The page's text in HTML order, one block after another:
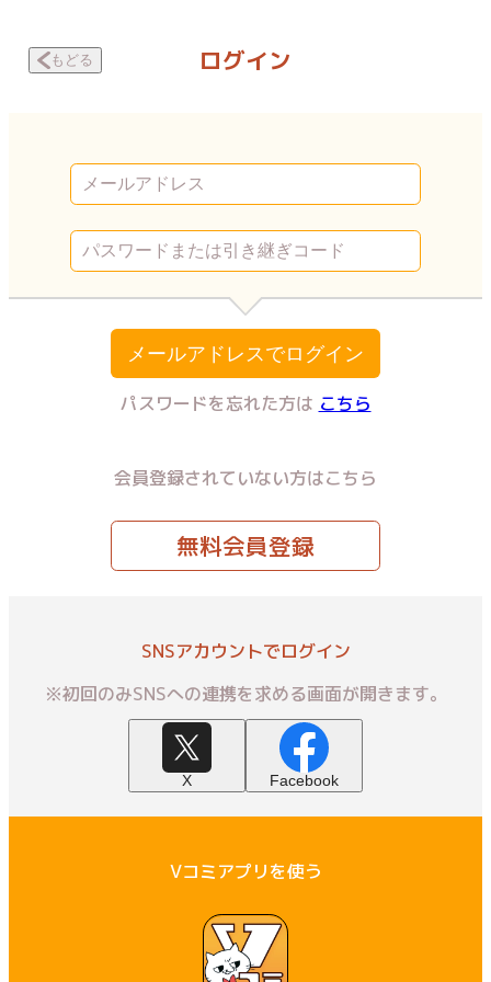
もどる ログイン
メールアドレスでログイン
パスワードを忘れた方は こちら
会員登録されていない方はこちら
無料会員登録
SNSアカウントでログイン
※初回のみSNSへの連携を求める画面が開きます。
X Facebook
Vコミアプリを使う